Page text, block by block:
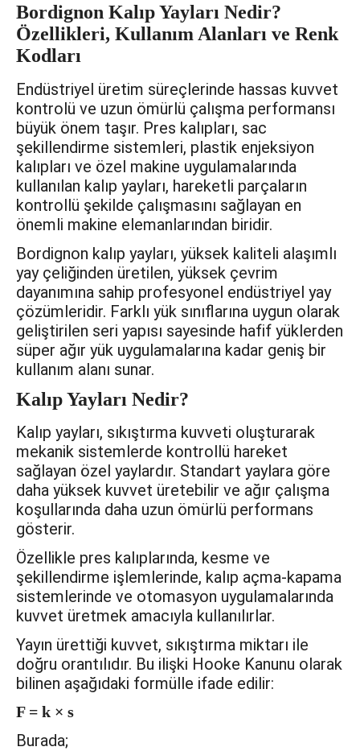
Bordignon Kalıp Yayları Nedir?
Özellikleri, Kullanım Alanları ve Renk
Kodları
Endüstriyel üretim süreçlerinde hassas kuvvet
kontrolü ve uzun ömürlü çalışma performansı
büyük önem taşır. Pres kalıpları, sac
şekillendirme sistemleri, plastik enjeksiyon
kalıpları ve özel makine uygulamalarında
kullanılan kalıp yayları, hareketli parçaların
kontrollü şekilde çalışmasını sağlayan en
önemli makine elemanlarından biridir.
Bordignon kalıp yayları, yüksek kaliteli alaşımlı
yay çeliğinden üretilen, yüksek çevrim
dayanımına sahip profesyonel endüstriyel yay
çözümleridir. Farklı yük sınıflarına uygun olarak
geliştirilen seri yapısı sayesinde hafif yüklerden
süper ağır yük uygulamalarına kadar geniş bir
kullanım alanı sunar.
Kalıp Yayları Nedir?
Kalıp yayları, sıkıştırma kuvveti oluşturarak
mekanik sistemlerde kontrollü hareket
sağlayan özel yaylardır. Standart yaylara göre
daha yüksek kuvvet üretebilir ve ağır çalışma
koşullarında daha uzun ömürlü performans
gösterir.
Özellikle pres kalıplarında, kesme ve
şekillendirme işlemlerinde, kalıp açma-kapama
sistemlerinde ve otomasyon uygulamalarında
kuvvet üretmek amacıyla kullanılırlar.
Yayın ürettiği kuvvet, sıkıştırma miktarı ile
doğru orantılıdır. Bu ilişki Hooke Kanunu olarak
bilinen aşağıdaki formülle ifade edilir:
F = k × s
Burada;